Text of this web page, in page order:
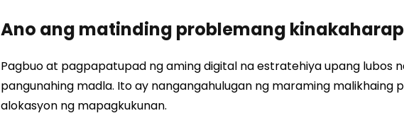
Ano ang matinding problemang
Pagbuo at pagpapatupad ng aming digital na estratehiya upang lubos
pangunahing madla. Ito ay nangangahulugan ng maraming malikhaing
alokasyon ng mapagkukunan.